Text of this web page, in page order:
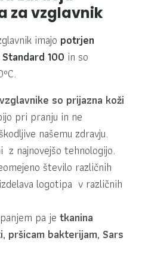
za vzglavnik
imajo potrjen
100 in so
so prijazna koži
pri pranju in ne
našemu zdravju.
z najnovejšo tehnologijo.
število različnih
logotipa v različnih
pa je tkanina
pršicam bakterijam, Sars